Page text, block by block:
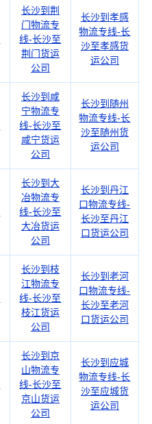
长沙到荆
门物流专
线-长沙至
荆门货运
公司
长沙到孝感
物流专线-长
沙至孝感货
运公司
长沙到咸
宁物流专
线-长沙至
咸宁货运
公司
长沙到随州
物流专线-长
沙至随州货
运公司
长沙到大
冶物流专
线-长沙至
大冶货运
公司
长沙到丹江
口物流专线-
长沙至丹江
口货运公司
长沙到枝
江物流专
线-长沙至
枝江货运
公司
长沙到老河
口物流专线-
长沙至老河
口货运公司
长沙到京
山物流专
线-长沙至
京山货运
公司
长沙到应城
物流专线-长
沙至应城货
运公司